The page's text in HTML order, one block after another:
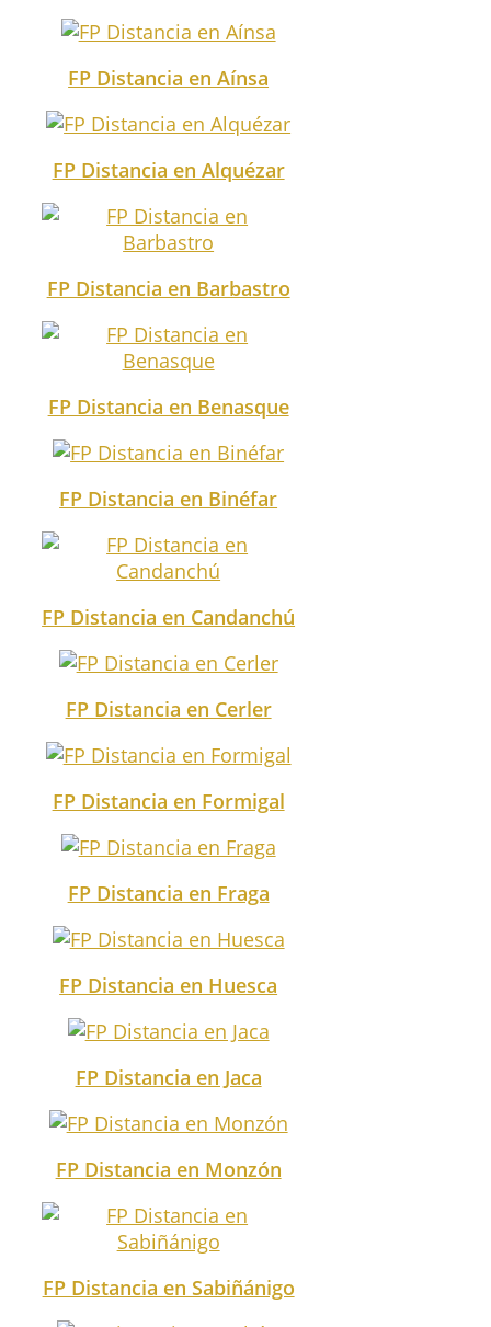
FP Distancia en Aínsa
FP Distancia en Alquézar
FP Distancia en Barbastro
FP Distancia en Benasque
FP Distancia en Binéfar
FP Distancia en Candanchú
FP Distancia en Cerler
FP Distancia en Formigal
FP Distancia en Fraga
FP Distancia en Huesca
FP Distancia en Jaca
FP Distancia en Monzón
FP Distancia en Sabiñánigo